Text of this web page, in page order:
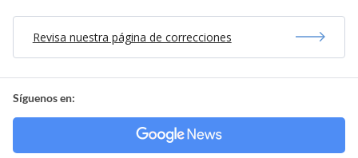
Revisa nuestra página de correcciones
Síguenos en: